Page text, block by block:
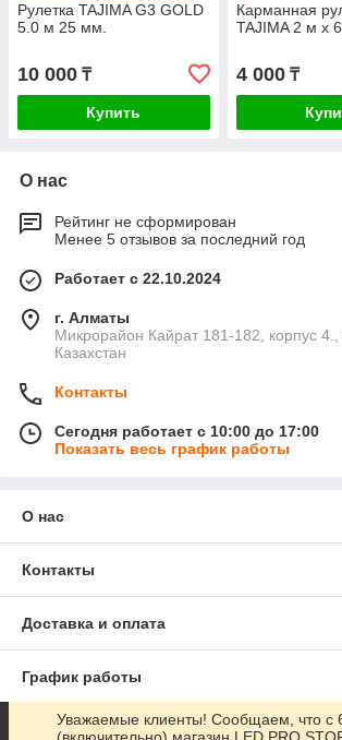
Рулетка TAJIMA G3 GOLD
5.0 м 25 мм.
10 000 ₸
Купить
Карманная
TAJIMA 2 м x
4 000₸
О нас
Рейтинг не сформирован
Менее 5 отзывов за последний год
Работает с 22.10.2024
г. Алматы
Микрорайон Кайрат 181-182, корпус
Казахстан
Контакты
Сегодня работает с 10:00 до 17:00
Показать весь график работы
О нас
Контакты
Доставка и оплата
График работы
Полная версия сайта
Уважаемые клиенты! Сообщаем, что с